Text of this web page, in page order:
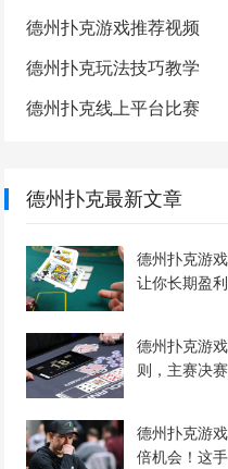
德州扑克游戏推荐视频
德州扑克玩法技巧教学
德州扑克线上平台比赛
德州扑克最新文章
德州扑克游
让你长期盈
德州扑克游
则，主赛决
德州扑克游
倍机会！这